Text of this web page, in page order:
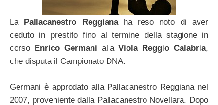
LaPallacanestro Reggianaha reso noto di aver
ceduto in prestito fino al termine della stagione in
corso Enrico Germani allaViola Reggio Calabria,
che disputa il Campionato DNA.
Germani è approdato alla Pallacanestro Reggiana nel
2007, proveniente dalla Pallacanestro Novellara. Dopo